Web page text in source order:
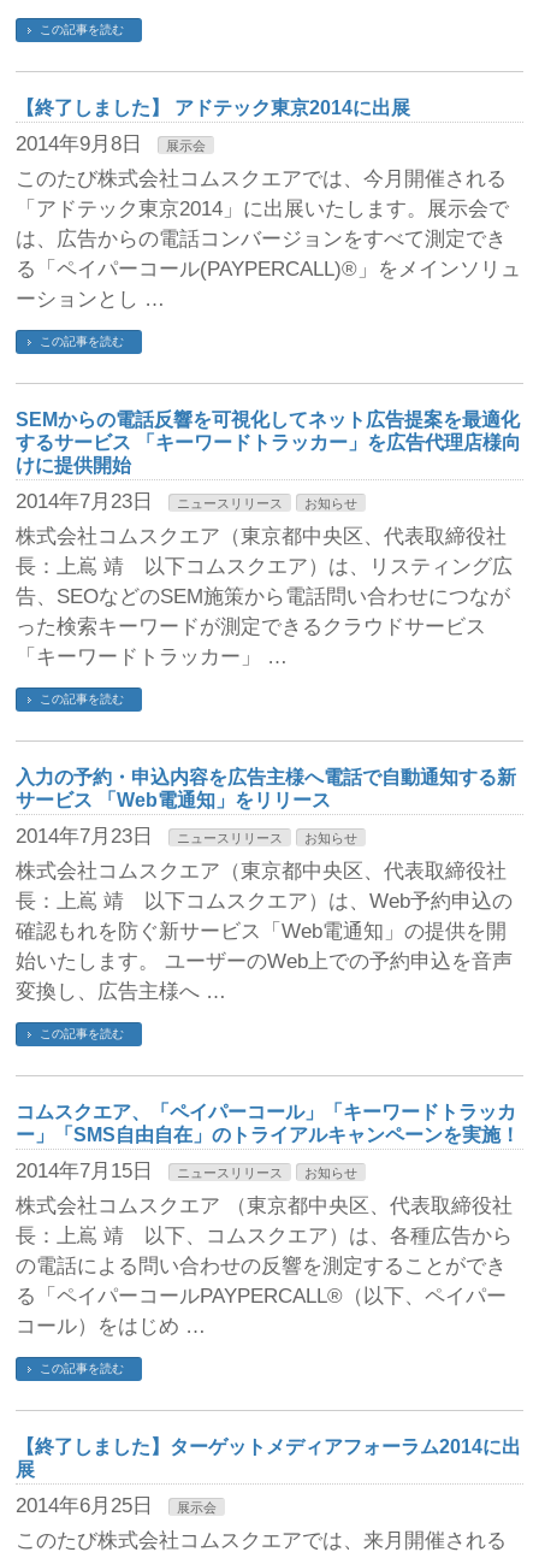
この記事を読む
【終了しました】 アドテック東京2014に出展
2014年9月8日 展示会
このたび株式会社コムスクエアでは、今月開催される
「アドテック東京2014」に出展いたします。展示会で
は、広告からの電話コンバージョンをすべて測定でき
る「ペイパーコール(PAYPERCALL)®」をメインソリュ
ーションとし …
この記事を読む
SEMからの電話反響を可視化してネット広告提案を最適化
するサービス 「キーワードトラッカー」を広告代理店様向
けに提供開始
2014年7月23日 ニュースリリース お知らせ
株式会社コムスクエア（東京都中央区、代表取締役社
長：上嶌 靖 以下コムスクエア）は、リスティング広
告、SEOなどのSEM施策から電話問い合わせにつなが
った検索キーワードが測定できるクラウドサービス
「キーワードトラッカー」 …
この記事を読む
入力の予約・申込内容を広告主様へ電話で自動通知する新
サービス 「Web電通知」をリリース
2014年7月23日 ニュースリリース お知らせ
株式会社コムスクエア（東京都中央区、代表取締役社
長：上嶌 靖 以下コムスクエア）は、Web予約申込の
確認もれを防ぐ新サービス「Web電通知」の提供を開
始いたします。 ユーザーのWeb上での予約申込を音声
変換し、広告主様へ …
この記事を読む
コムスクエア、「ペイパーコール」「キーワードトラッカ
ー」「SMS自由自在」のトライアルキャンペーンを実施！
2014年7月15日 ニュースリリース お知らせ
株式会社コムスクエア （東京都中央区、代表取締役社
長：上嶌 靖 以下、コムスクエア）は、各種広告から
の電話による問い合わせの反響を測定することができ
る「ペイパーコールPAYPERCALL®（以下、ペイパー
コール）をはじめ …
この記事を読む
【終了しました】ターゲットメディアフォーラム2014に出
展
2014年6月25日 展示会
このたび株式会社コムスクエアでは、来月開催される